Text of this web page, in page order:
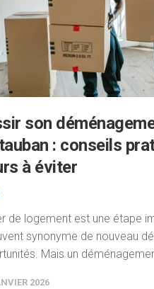
son
: conseils
à éviter
de logement est une étape
synonyme de nouveau
Mais un
2026